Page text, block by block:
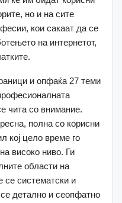
но и на сите
кои сакаат да се
на интернетот,
и опфаќа 27 теми
чита со внимание.
полна со корисни
кој цело време го
високо ниво. Ги
области на
се систематски и
детално и сеопфатно